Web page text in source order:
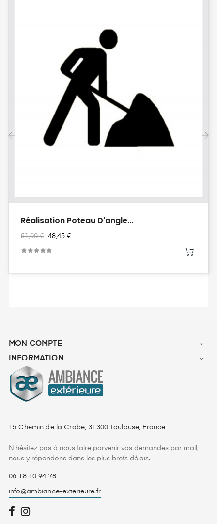
Réalisation Poteau D'angle...
51,00 € 48,45 €
MON COMPTE

INFORMATION

15 Chemin de la Crabe, 31300 Toulouse, France
N'hésitez pas à nous faire parvenir vos demandes par mail,
nous y répondons dans les plus brefs délais.
06 18 10 94 78
info@ambiance-exterieure.fr